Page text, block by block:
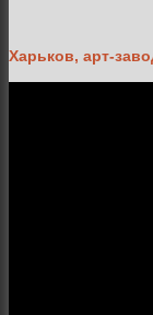
Харьков, арт-